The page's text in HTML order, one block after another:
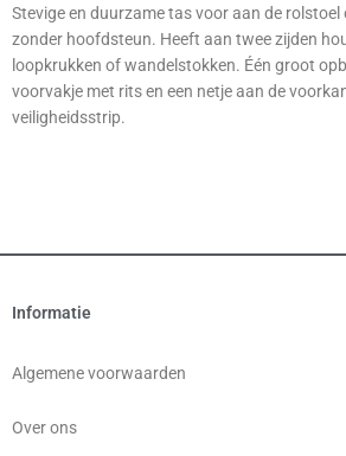
Stevige en duurzame tas voor aan de
zonder hoofdsteun. Heeft aan twee zijden
loopkrukken of wandelstokken. Één groot
voorvakje met rits en een netje aan de
veiligheidsstrip.
Informatie
Algemene voorwaarden
Over ons